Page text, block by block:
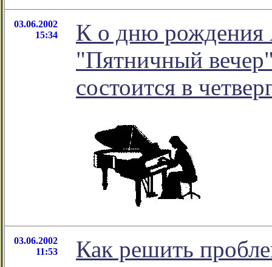
03.06.2002
15:34
К о дню
"Пятничный
состоится в
03.06.2002
11:53
Как решить